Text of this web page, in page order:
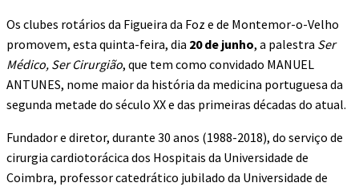
Os clubes rotários da Figueira da Foz e de Montemor-o-Velho
promovem, esta quinta-feira, dia 20 de junho, a palestra Ser
Médico, Ser Cirurgião, que tem como convidado MANUEL
ANTUNES, nome maior da história da medicina portuguesa da
segunda metade do século XX e das primeiras décadas do atual.
Fundador e diretor, durante 30 anos (1988-2018), do serviço de
cirurgia cardiotorácica dos Hospitais da Universidade de
Coimbra, professor catedrático jubilado da Universidade de